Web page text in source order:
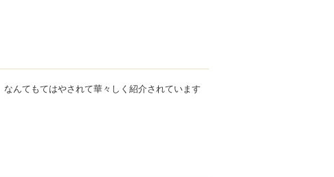
んてもてはやされて華々しく紹介されています